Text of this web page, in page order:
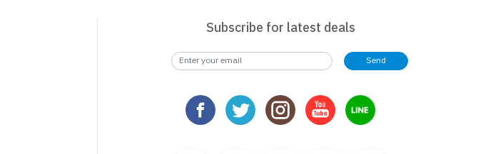
Subscribe for latest deals
Send